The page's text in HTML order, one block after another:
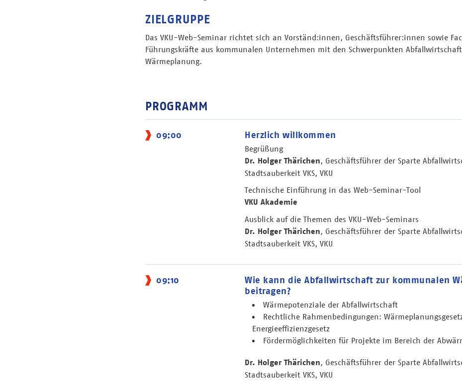
ZIELGRUPPE
Das VKU-Web-Seminar richtet sich an Vorständ:innen, Geschäftsführer:innen sowie
Führungskräfte aus kommunalen Unternehmen mit den Schwerpunkten
Wärmeplanung.
PROGRAMM
09:00 Herzlich willkommen
Begrüßung
Dr. Holger Thärichen, Geschäftsführer der Sparte
Stadtsauberkeit VKS, VKU
Technische Einführung in das Web-Seminar-Tool
VKU Akademie
Ausblick auf die Themen des VKU-Web-Seminars
Dr. Holger Thärichen, Geschäftsführer der Sparte
Stadtsauberkeit VKS, VKU
09:10
Wie kann die Abfallwirtschaft zur kommunalen
beitragen?
Wärmepotenziale der Abfallwirtschaft
Rechtliche Rahmenbedingungen:
Energieeffizienzgesetz
Fördermöglichkeiten für Projekte im Bereich der
Dr. Holger Thärichen, Geschäftsführer der Sparte
Stadtsauberkeit VKS, VKU